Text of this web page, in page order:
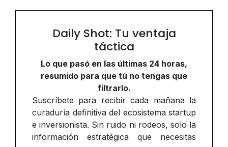
Daily Shot: Tu ventaja
táctica
Lo que pasó en las últimas 24 horas,
resumido para que tú no tengas que
filtrarlo.
Suscríbete para recibir cada mañana la
curaduría definitiva del ecosistema startup
e inversionista. Sin ruido ni rodeos, solo la
información estratégica que necesitas